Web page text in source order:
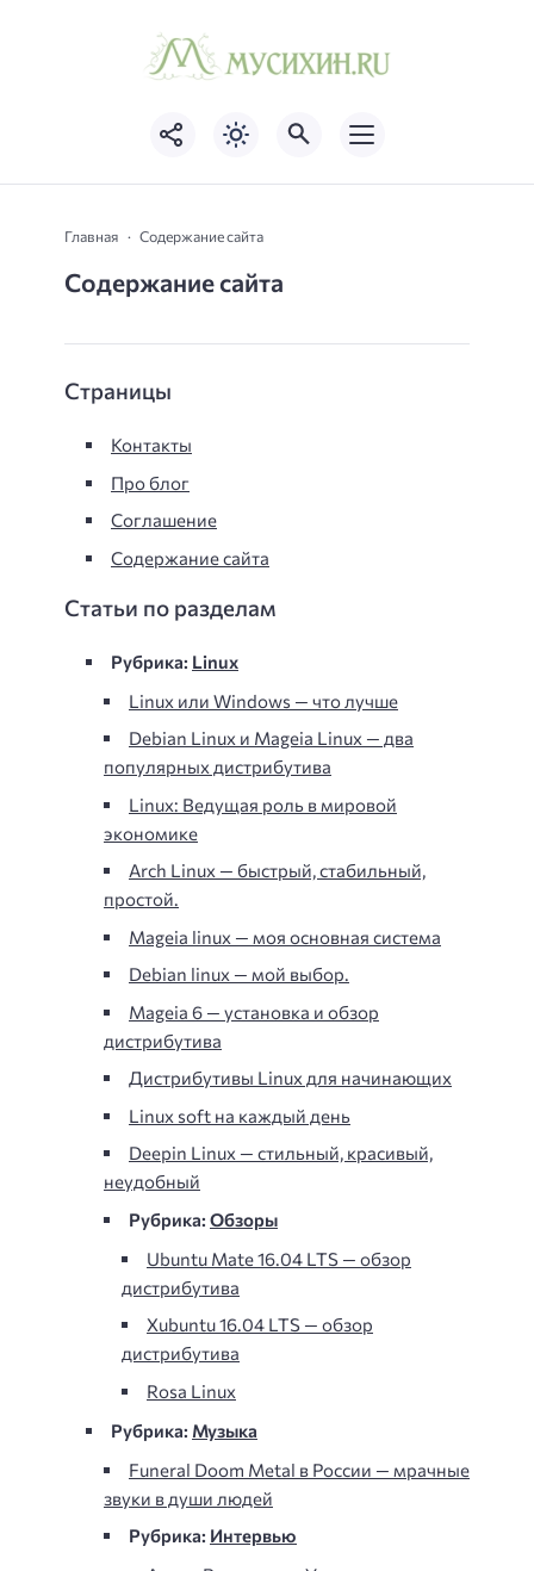
Главная Содержание сайта
Содержание сайта
Страницы
Контакты
Про блог
Соглашение
Содержание сайта
Статьи по разделам
Рубрика: Linux
Linux или Windows — что лучше
Debian Linux и Mageia Linux — два
популярных дистрибутива
Linux: Ведущая роль в мировой
экономике
Arch Linux — быстрый, стабильный,
простой.
Mageia linux — моя основная система
Debian linux — мой выбор.
Mageia 6 — установка и обзор
дистрибутива
Дистрибутивы Linux для начинающих
Linux soft на каждый день
Deepin Linux — стильный, красивый,
неудобный
Рубрика: Обзоры
Ubuntu Mate 16.04 LTS — обзор
дистрибутива
Xubuntu 16.04 LTS — обзор
дистрибутива
Rosa Linux
Рубрика: Музыка
Funeral Doom Metal в России — мрачные
звуки в души людей
Рубрика: Интервью